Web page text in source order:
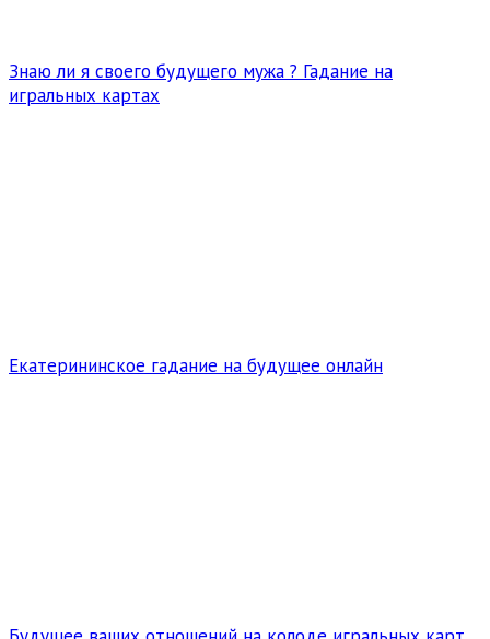
Знаю ли я своего будущего мужа ? Гадание на
игральных картах
Екатерининское гадание на будущее онлайн